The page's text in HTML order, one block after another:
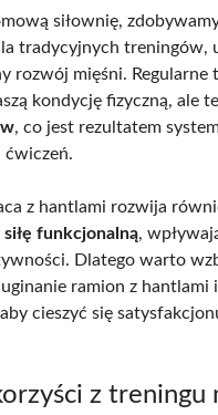
siłownię,
tradycyjnych treningów,
rozwój mięśni. Regularne
kondycję fizyczną, ale
, co jest rezultatem
z hantlami rozwija
funkcjonalną,
Dlatego warto
ramion z hantlami
cieszyć się
z treningu